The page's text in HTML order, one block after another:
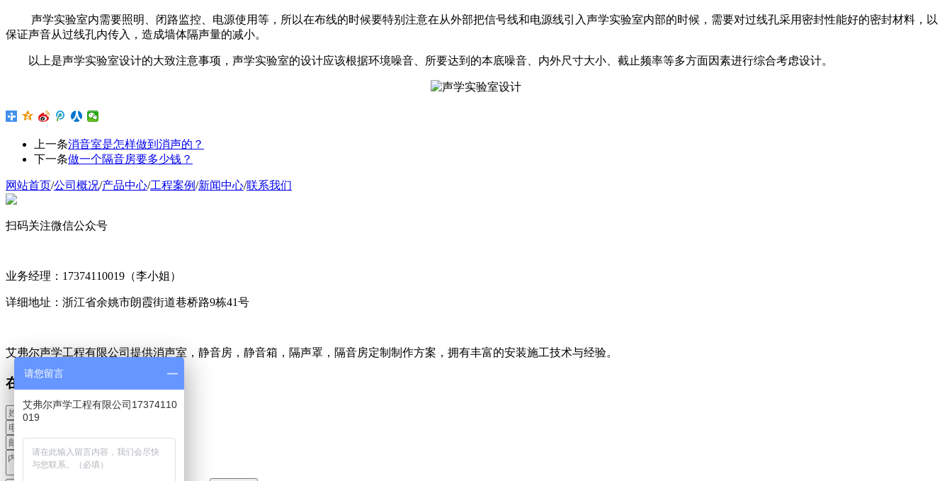
声学实验室内需要照明、闭路监控、电源使用等，所以在布线的时候要特别注意在从外部把信号线和电源线引入声学实验室内部的时候，需要对过线孔采用密封性能好的密封材料，以
保证声音从过线孔内传入，造成墙体隔声量的减小。
以上是声学实验室设计的大致注意事项，声学实验室的设计应该根据环境噪音、所要达到的本底噪音、内外尺寸大小、截止频率等多方面因素进行综合考虑设计。
上一条消音室是怎样做到消声的？
下一条做一个隔音房要多少钱？
网站首页/公司概况/产品中心/工程案例/新闻中心/联系我们
扫码关注微信公众号
业务经理：17374110019（李小姐）
详细地址：浙江省余姚市朗霞街道巷桥路9栋41号
艾弗尔声学工程有限公司提供消声室，静音房，静音箱，隔声罩，隔音房定制制作方案，拥有丰富的安装施工技术与经验。
在线留言
请您留言
艾弗尔声学工程有限公司17374110
019